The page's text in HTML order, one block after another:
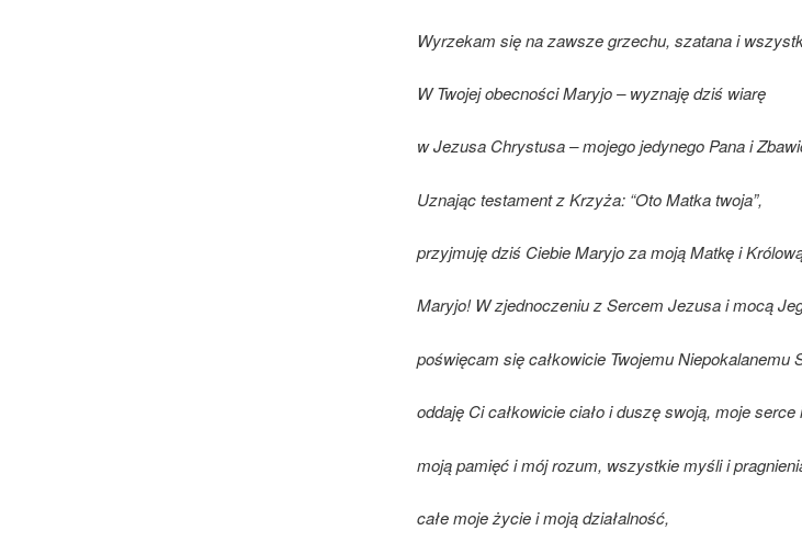
Wyrzekam się na zawsze grzechu, szatana i
W Twojej obecności Maryjo – wyznaję dziś wiarę
w Jezusa Chrystusa – mojego jedynego Pana i
Uznając testament z Krzyża: “Oto Matka twoja”,
przyjmuję dziś Ciebie Maryjo za moją Matkę i
Maryjo! W zjednoczeniu z Sercem Jezusa i mocą
poświęcam się całkowicie Twojemu Niepokalanemu
oddaję Ci całkowicie ciało i duszę swoją, moje serce
moją pamięć i mój rozum, wszystkie myśli i
całe moje życie i moją działalność,